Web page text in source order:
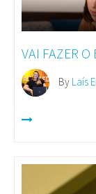
VAI FAZER O
By Laís